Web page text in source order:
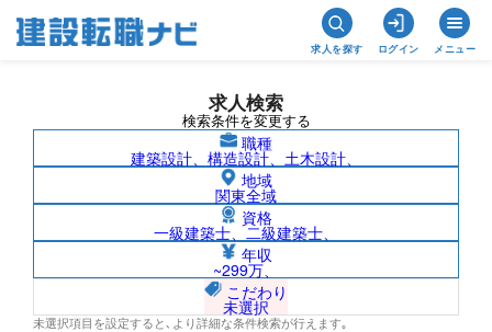
求人を探す ログイン メニュー
求人検索
検索条件を変更する
職種
建築設計、構造設計、土木設計、
地域
関東全域
資格
一級建築士、二級建築士、
年収
~299万、
こだわり
未選択
未選択項目を設定すると､より詳細な条件検索が行えます｡
中東/株式会社ムラヤマの求人検索結果一
覧